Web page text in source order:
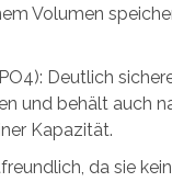
Volumen
Deutlich
und behält auch
Kapazität.
da sie